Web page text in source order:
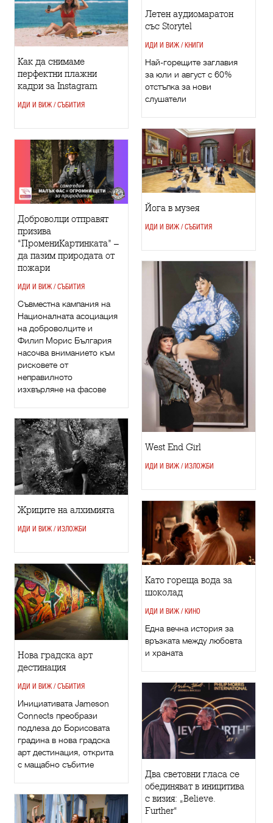
Летен аудиомаратон
със Storytel
ИДИ И ВИЖ / КНИГИ
Най-горещите заглавия
за юли и август с 60%
отстъпка за нови
слушатели
Как да снимаме
перфектни плажни
кадри за Instagram
ИДИ И ВИЖ / СЪБИТИЯ
Йога в музея
ИДИ И ВИЖ / СЪБИТИЯ
Доброволци отправят
призива
“ПромениКартинката” –
да пазим природата от
пожари
ИДИ И ВИЖ / СЪБИТИЯ
Съвместна кампания на
Националната асоциация
на доброволците и
Филип Морис България
насочва вниманието към
рисковете от
неправилното
изхвърляне на фасове
West End Girl
ИДИ И ВИЖ / ИЗЛОЖБИ
Жриците на алхимията
ИДИ И ВИЖ / ИЗЛОЖБИ
Като гореща вода за
шоколад
ИДИ И ВИЖ / КИНО
Една вечна история за
връзката между любовта
и храната
Нова градска арт
дестинация
ИДИ И ВИЖ / СЪБИТИЯ
Инициативата Jameson
Connects преобрази
подлеза до Борисовата
градина в нова градска
арт дестинация, открита
с мащабно събитие
Два световни гласа се
обединяват в иницитива
с визия: „Believe.
Further“